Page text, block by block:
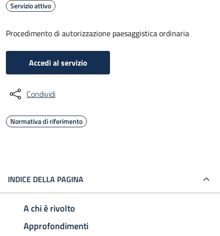
Servizio attivo
Procedimento di autorizzazione paesaggistica ordinaria
Accedi al servizio
Condividi
Normativa di riferimento
INDICE DELLA PAGINA
A chi è rivolto
Approfondimenti